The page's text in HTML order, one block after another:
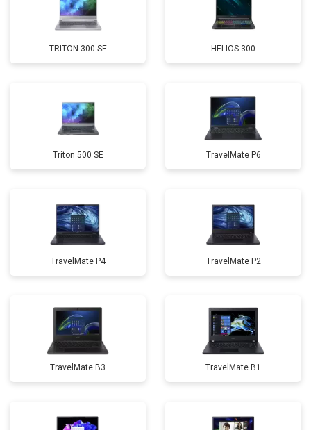
Замена северного моста от 3500 ₽ Заказать
Ремонт петель от 3990 ₽ Заказать
TRITON 300 SE HELIOS 300
Triton 500 SE TravelMate P6
TravelMate P4 TravelMate P2
TravelMate B3 TravelMate B1